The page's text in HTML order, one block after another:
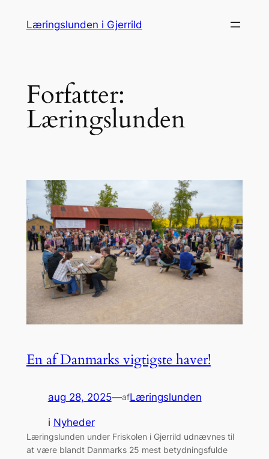
Læringslunden i Gjerrild
Forfatter:
Læringslunden
En af Danmarks vigtigste haver!
aug 28, 2025—afLæringslunden
i Nyheder
Læringslunden under Friskolen i Gjerrild udnævnes til
at være blandt Danmarks 25 mest betydningsfulde